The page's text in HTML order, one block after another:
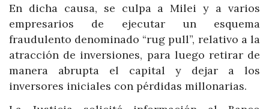
En dicha causa, se culpa a Milei y a varios
empresarios de ejecutar un esquema
fraudulento denominado “rug pull”, relativo a la
atracción de inversiones, para luego retirar de
manera abrupta el capital y dejar a los
inversores iniciales con pérdidas millonarias.